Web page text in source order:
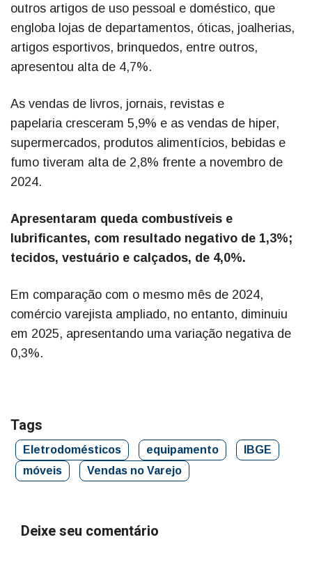
outros artigos de uso pessoal e doméstico, que
engloba lojas de departamentos, óticas, joalherias,
artigos esportivos, brinquedos, entre outros,
apresentou alta de 4,7%.
As vendas de livros, jornais, revistas e
papelaria cresceram 5,9% e as vendas de hiper,
supermercados, produtos alimentícios, bebidas e
fumo tiveram alta de 2,8% frente a novembro de
2024.
Apresentaram queda combustíveis e
lubrificantes, com resultado negativo de 1,3%;
tecidos, vestuário e calçados, de 4,0%.
Em comparação com o mesmo mês de 2024,
comércio varejista ampliado, no entanto, diminuiu
em 2025, apresentando uma variação negativa de
0,3%.
Tags
Eletrodomésticos equipamento
IBGE
móveis
Vendas no Varejo
Deixe seu comentário